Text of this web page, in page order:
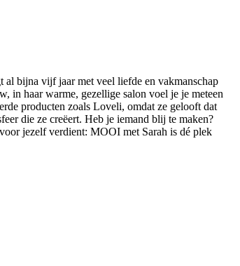
al bijna vijf jaar met veel liefde en vakmanschap
in haar warme, gezellige salon voel je je meteen
producten zoals Loveli, omdat ze gelooft dat
die ze creëert. Heb je iemand blij te maken?
jezelf verdient: MOOI met Sarah is dé plek